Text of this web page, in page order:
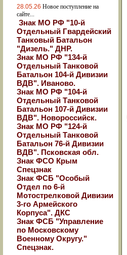
28.05.26 Новое поступление на
сайте...
Знак МО РФ "10-й
Отдельный Гвардейский
Танковый Батальон
"Дизель." ДНР.
Знак МО РФ "134-й
Отдельный Танковой
Батальон 104-й Дивизии
ВДВ". Иваново.
Знак МО РФ "104-й
Отдельный Танковой
Батальон 107-й Дивизии
ВДВ". Новороссийск.
Знак МО РФ "124-й
Отдельный Танковой
Батальон 76-й Дивизии
ВДВ". Псковская обл.
Знак ФСО Крым
Спецзнак
Знак ФСБ "Особый
Отдел по 6-й
Мотострелковой Дивизии
3-го Армейского
Корпуса". ДКС
Знак ФСБ "Управление
по Московскому
Военному Округу."
Спецзнак.